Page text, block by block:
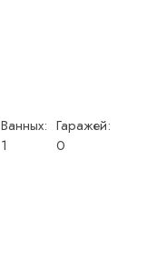
Ванных:
1
Гаражей:
0